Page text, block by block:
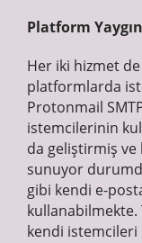
Platform
Her iki hizmet
platformlarda
Protonmail
istemcilerinin
da geliştirmiş ve
sunuyor
gibi kendi e-
kullanabilmekte.
kendi istemcileri